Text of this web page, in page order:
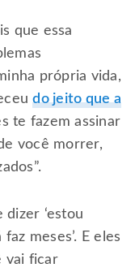
que essa
própria vida,
do jeito que a
te fazem assinar
você morrer,
dizer ‘estou
meses’. E eles
vai ficar